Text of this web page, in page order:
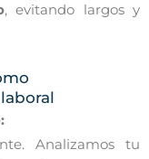
, evitando largos y
Analizamos tu